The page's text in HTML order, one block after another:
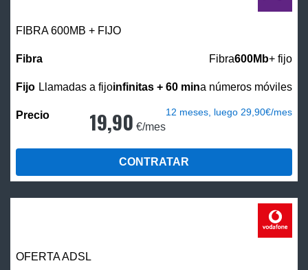
FIBRA 600MB + FIJO
Fibra600Mb+ fijo
Llamadas a fijoinfinitas + 60 mina números móviles
19,90 €/mes
12 meses, luego 29,90€/mes
CONTRATAR
OFERTA ADSL